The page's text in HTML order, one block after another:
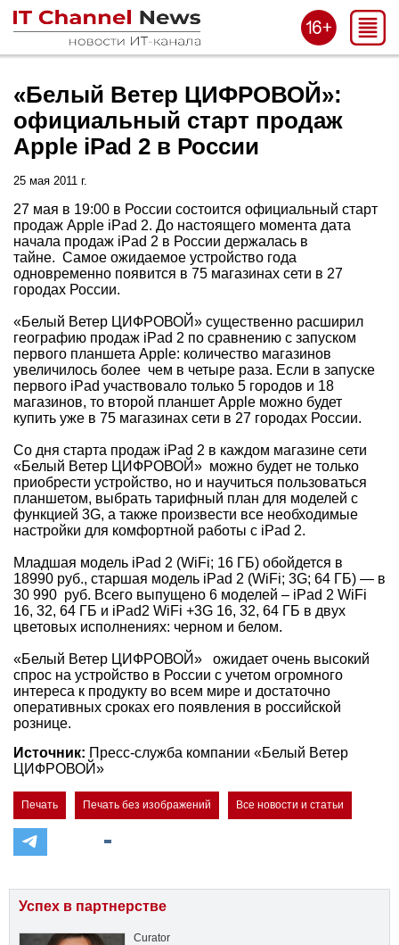
«Белый Ветер ЦИФРОВОЙ»:
официальный старт продаж
Apple iPad 2 в России
25 мая 2011 г.
27 мая в 19:00 в России состоится официальный старт
продаж Apple iPad 2. До настоящего момента дата
начала продаж iPad 2 в России держалась в
тайне. Самое ожидаемое устройство года
одновременно появится в 75 магазинах сети в 27
городах России.
«Белый Ветер ЦИФРОВОЙ» существенно расширил
географию продаж iPad 2 по сравнению с запуском
первого планшета Apple: количество магазинов
увеличилось более чем в четыре раза. Если в запуске
первого iPad участвовало только 5 городов и 18
магазинов, то второй планшет Apple можно будет
купить уже в 75 магазинах сети в 27 городах России.
Со дня старта продаж iPad 2 в каждом магазине сети
«Белый Ветер ЦИФРОВОЙ» можно будет не только
приобрести устройство, но и научиться пользоваться
планшетом, выбрать тарифный план для моделей с
функцией 3G, а также произвести все необходимые
настройки для комфортной работы с iPad 2.
Младшая модель iPad 2 (WiFi; 16 ГБ) обойдется в
18990 руб., старшая модель iPad 2 (WiFi; 3G; 64 ГБ) — в
30 990 руб. Всего выпущено 6 моделей – iPad 2 WiFi
16, 32, 64 ГБ и iPad2 WiFi +3G 16, 32, 64 ГБ в двух
цветовых исполнениях: черном и белом.
«Белый Ветер ЦИФРОВОЙ» ожидает очень высокий
спрос на устройство в России с учетом огромного
интереса к продукту во всем мире и достаточно
оперативных сроках его появления в российской
рознице.
Источник: Пресс-служба компании «Белый Ветер
ЦИФРОВОЙ»
Печать Печать без изображений Все новости и статьи
Успех в партнерстве
Curator